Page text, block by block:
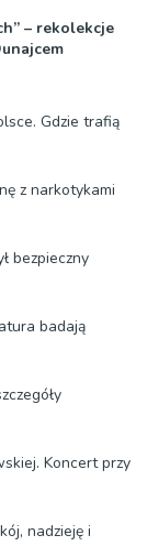
– rekolekcje
Gdzie trafią
z narkotykami
bezpieczny
badają
Koncert przy
nadzieję i